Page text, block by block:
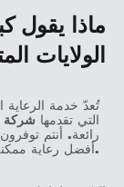
ماذا يقول
الولايات
تُعدّ خدمة الرعاية
التي تقدمها شركة
رائعة. أنتم
أفضل رعاية ممكنة في العالم.